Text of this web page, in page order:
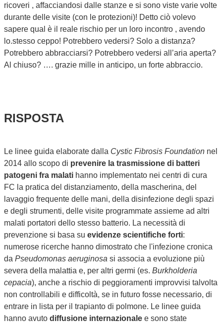
ricoveri , affacciandosi dalle stanze e si sono viste varie volte
durante delle visite (con le protezioni)! Detto ciò volevo
sapere qual è il reale rischio per un loro incontro , avendo
lo.stesso ceppo! Potrebbero vedersi? Solo a distanza?
Potrebbero abbracciarsi? Potrebbero vedersi all’aria aperta?
Al chiuso? …. grazie mille in anticipo, un forte abbraccio.
RISPOSTA
Le linee guida elaborate dalla Cystic Fibrosis Foundation nel
2014 allo scopo di prevenire la trasmissione di batteri
patogeni fra malati hanno implementato nei centri di cura
FC la pratica del distanziamento, della mascherina, del
lavaggio frequente delle mani, della disinfezione degli spazi
e degli strumenti, delle visite programmate assieme ad altri
malati portatori dello stesso batterio. La necessità di
prevenzione si basa su evidenze scientifiche forti:
numerose ricerche hanno dimostrato che l'infezione cronica
da Pseudomonas aeruginosa si associa a evoluzione più
severa della malattia e, per altri germi (es. Burkholderia
cepacia), anche a rischio di peggioramenti improvvisi talvolta
non controllabili e difficoltà, se in futuro fosse necessario, di
entrare in lista per il trapianto di polmone. Le linee guida
hanno avuto diffusione internazionale e sono state